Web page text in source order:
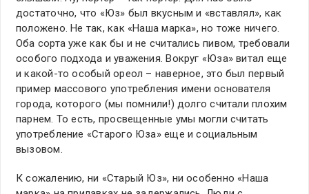
достаточно, что «Юз» был вкусным и «вставлял», как
положено. Не так, как «Наша марка», но тоже ничего.
Оба сорта уже как бы и не считались пивом, требовали
особого подхода и уважения. Вокруг «Юза» витал еще
и какой-то особый ореол – наверное, это был первый
пример массового употребления имени основателя
города, которого (мы помнили!) долго считали плохим
парнем. То есть, просвещенные умы могли считать
употребление «Старого Юза» еще и социальным
вызовом.
К сожалению, ни «Старый Юз», ни особенно «Наша